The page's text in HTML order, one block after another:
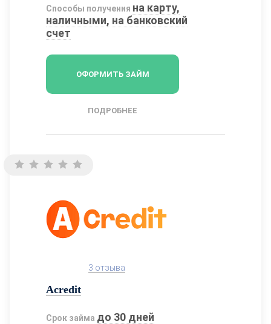
Способы получения на карту,
наличными, на банковский
счет
ОФОРМИТЬ ЗАЙМ
ПОДРОБНЕЕ
3 отзыва
Acredit
Срок займа до 30 дней